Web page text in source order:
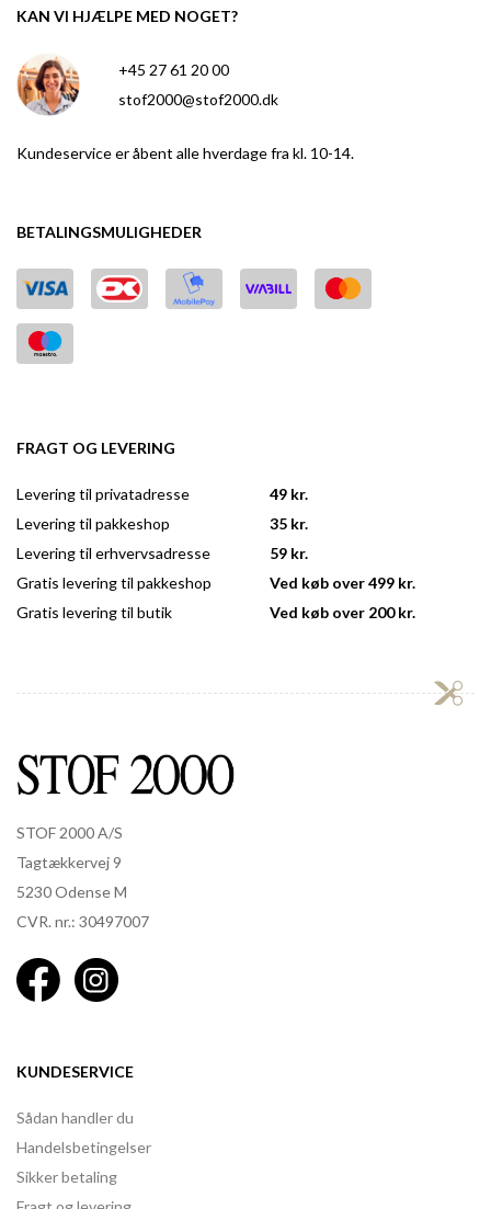
KAN VI HJÆLPE MED NOGET?
+45 27 61 20 00
stof2000@stof2000.dk
Kundeservice er åbent alle hverdage fra kl. 10-14.
BETALINGSMULIGHEDER
FRAGT OG LEVERING
Levering til privatadresse
Levering til pakkeshop
Levering til erhvervsadresse
Gratis levering til pakkeshop
Gratis levering til butik
49 kr.
35 kr.
59 kr.
Ved køb over 499 kr.
Ved køb over 200 kr.
STOF 2000 A/S
Tagtækkervej 9
5230 Odense M
CVR. nr.: 30497007
KUNDESERVICE
Sådan handler du
Handelsbetingelser
Sikker betaling